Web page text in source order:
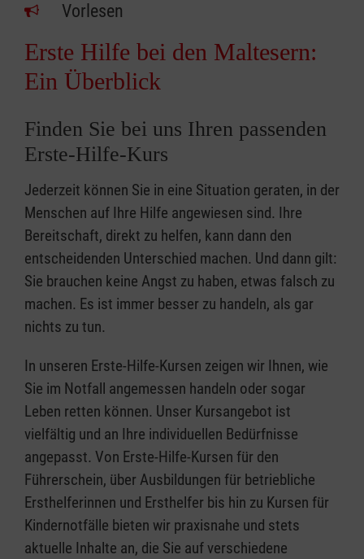
Vorlesen
Erste Hilfe bei den Maltesern:
Ein Überblick
Finden Sie bei uns Ihren passenden
Erste-Hilfe-Kurs
Jederzeit können Sie in eine Situation geraten, in der
Menschen auf Ihre Hilfe angewiesen sind. Ihre
Bereitschaft, direkt zu helfen, kann dann den
entscheidenden Unterschied machen. Und dann gilt:
Sie brauchen keine Angst zu haben, etwas falsch zu
machen. Es ist immer besser zu handeln, als gar
nichts zu tun.
In unseren Erste-Hilfe-Kursen zeigen wir Ihnen, wie
Sie im Notfall angemessen handeln oder sogar
Leben retten können. Unser Kursangebot ist
vielfältig und an Ihre individuellen Bedürfnisse
angepasst. Von Erste-Hilfe-Kursen für den
Führerschein, über Ausbildungen für betriebliche
Ersthelferinnen und Ersthelfer bis hin zu Kursen für
Kindernotfälle bieten wir praxisnahe und stets
aktuelle Inhalte an, die Sie auf verschiedene